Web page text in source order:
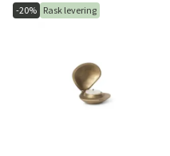
-20% Rask levering